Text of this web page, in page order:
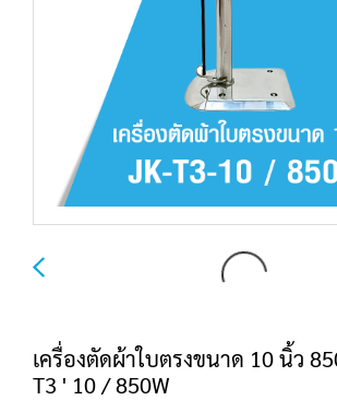
เครื่องตัดผ้าใบตรงขนาด 10 นิ้ว
T3 ' 10 / 850W